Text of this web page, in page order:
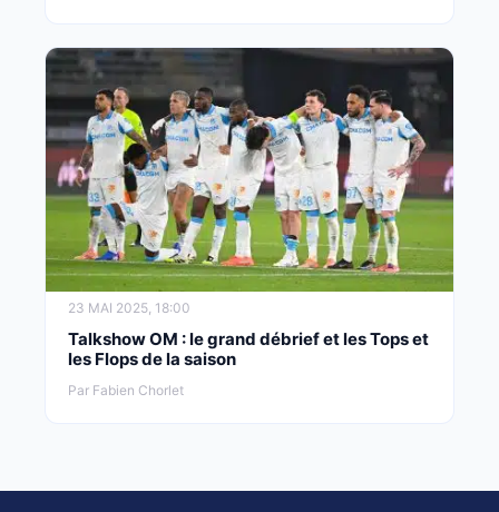
23 MAI 2025, 18:00
Talkshow OM : le grand débrief et les Tops et
les Flops de la saison
Par Fabien Chorlet